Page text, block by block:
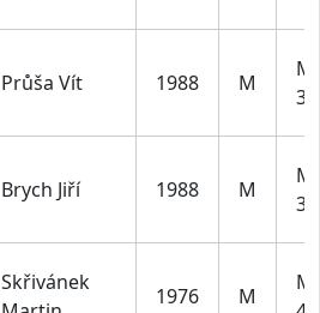
Průša Vít 1988 M
Brych Jiří 1988 M
Skřivánek
1976 M